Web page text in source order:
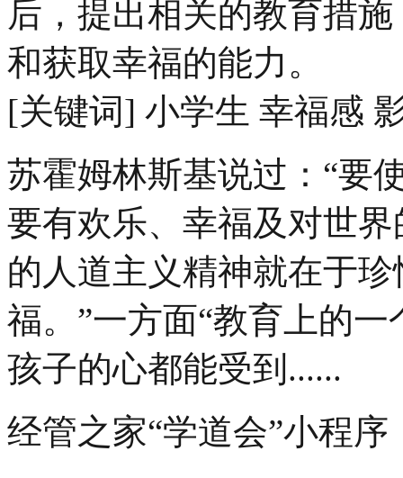
后，提出相关的教育措
和获取幸福的能力。
[关键词] 小学生 幸福感
苏霍姆林斯基说过：“要
要有欢乐、幸福及对世
的人道主义精神就在于
福。”一方面“教育上的
孩子的心都能受到......
经管之家“学道会”小程序